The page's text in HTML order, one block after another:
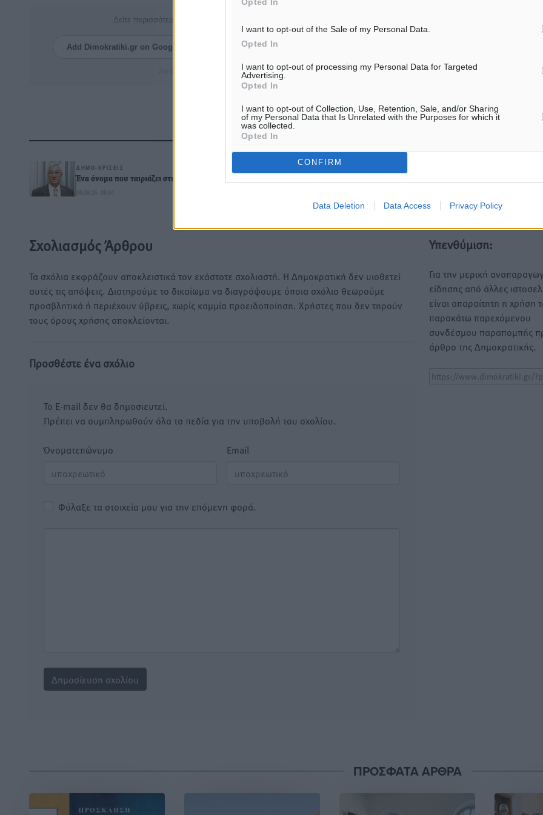
I want to opt-out of the Sale of my Personal Data.
Opted In
I want to opt-out of processing my Personal Data for Targeted
Advertising.
Opted In
I want to opt-out of Collection, Use, Retention, Sale, and/or Sharing
of my Personal Data that Is Unrelated with the Purposes for which it
was collected.
Opted In
CONFIRM
Data Deletion Data Access Privacy Policy
Δείτε περισσότερα άρθρα μας στα αποτελέσματα αναζήτησης
Add Dimokratiki.gr on Google ↗ Ακολουθήστε μας στο Google News ★ ↗
Στο Google News πατήστε ★ Ακολουθήστε
ΔΙΑΒΑΣΕ ΕΠΙΣΗΣ
ΔΗΜΟ-ΚΡΊΣΕΙΣ
Ένα όνομα που ταιριάζει στην Ρόδο
06.08.26 · 08:04
ΔΗΜΟ-ΚΡΊΣΕΙΣ
06.08.26 · 08:02
Σχολιασμός Άρθρου
Τα σχόλια εκφράζουν αποκλειστικά τον εκάστοτε σχολιαστή. Η Δημοκρατική δεν υιοθετεί
αυτές τις απόψεις. Διατηρούμε το δικαίωμα να διαγράψουμε όποια σχόλια θεωρούμε
προσβλητικά ή περιέχουν ύβρεις, χωρίς καμμία προειδοποίηση. Χρήστες που δεν τηρούν
τους όρους χρήσης αποκλείονται.
Προσθέστε ένα σχόλιο
Το E-mail δεν θα δημοσιευτεί.
Πρέπει να συμπληρωθούν όλα τα πεδία για την υποβολή του σχολίου.
Όνοματεπώνυμο Email
Φύλαξε τα στοιχεία μου για την επόμενη φορά.
Υπενθύμιση:
Για την μερική
είδησης από άλλες
είναι απαραίτητη η χρήση
παρακάτω παρεχόμενου
συνδέσμου παραπομπής
άρθρο της Δημοκρατικής.
ΠΡΟΣΦΑΤΑ ΑΡΘΡΑ